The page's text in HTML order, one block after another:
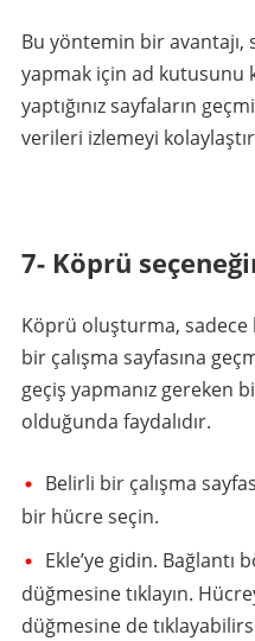
Bu yöntemin bir avantajı,
yapmak için ad kutusunu
yaptığınız sayfaların
verileri izlemeyi
7- Köprü
Köprü oluşturma, sadece
bir çalışma sayfasına
geçiş yapmanız gereken
olduğunda faydalıdır.
Belirli bir çalışma
bir hücre seçin.
Ekle’ye gidin. Bağlantı
düğmesine tıklayın.
düğmesine de